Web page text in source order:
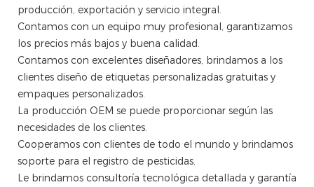
producción, exportación y servicio integral.
Contamos con un equipo muy profesional, garantizamos
los precios más bajos y buena calidad.
Contamos con excelentes diseñadores, brindamos a los
clientes diseño de etiquetas personalizadas gratuitas y
empaques personalizados.
La producción OEM se puede proporcionar según las
necesidades de los clientes.
Cooperamos con clientes de todo el mundo y brindamos
soporte para el registro de pesticidas.
Le brindamos consultoría tecnológica detallada y garantía